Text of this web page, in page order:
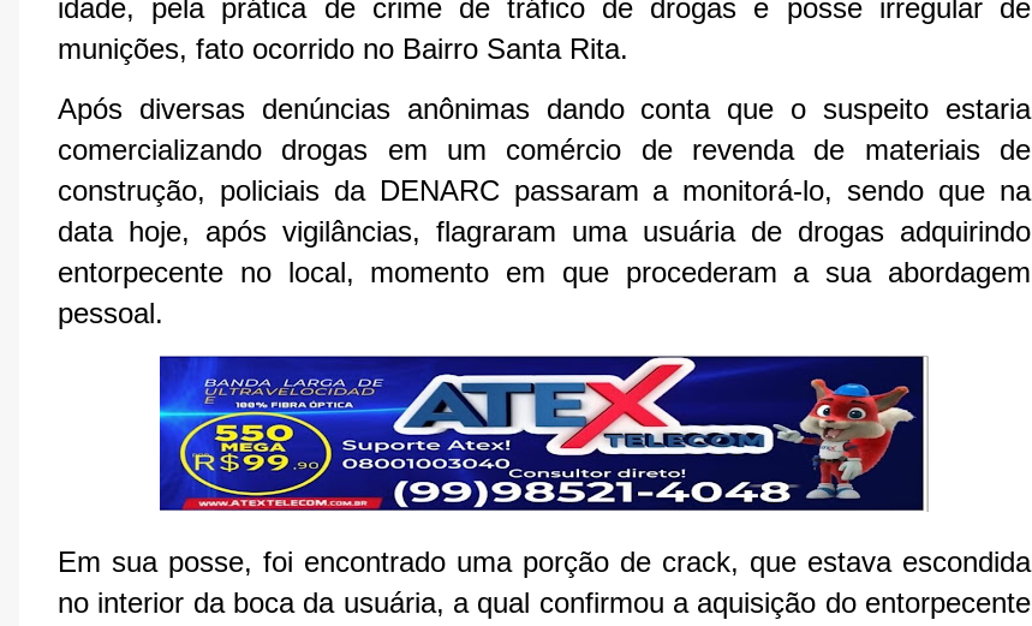
idade, pela prática de crime de tráfico de drogas e posse irregular de
munições, fato ocorrido no Bairro Santa Rita.
Após diversas denúncias anônimas dando conta que o suspeito estaria
comercializando drogas em um comércio de revenda de materiais de
construção, policiais da DENARC passaram a monitorá-lo, sendo que na
data hoje, após vigilâncias, flagraram uma usuária de drogas adquirindo
entorpecente no local, momento em que procederam a sua abordagem
pessoal.
Em sua posse, foi encontrado uma porção de crack, que estava escondida
no interior da boca da usuária, a qual confirmou a aquisição do entorpecente